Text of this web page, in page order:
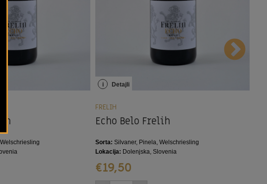
FRELIH
Echo Belo Frelih
Sorta: Silvaner, Pinela, Welschriesling
Lokacija: Dolenjska, Slovenia
i Detajli
€19,50